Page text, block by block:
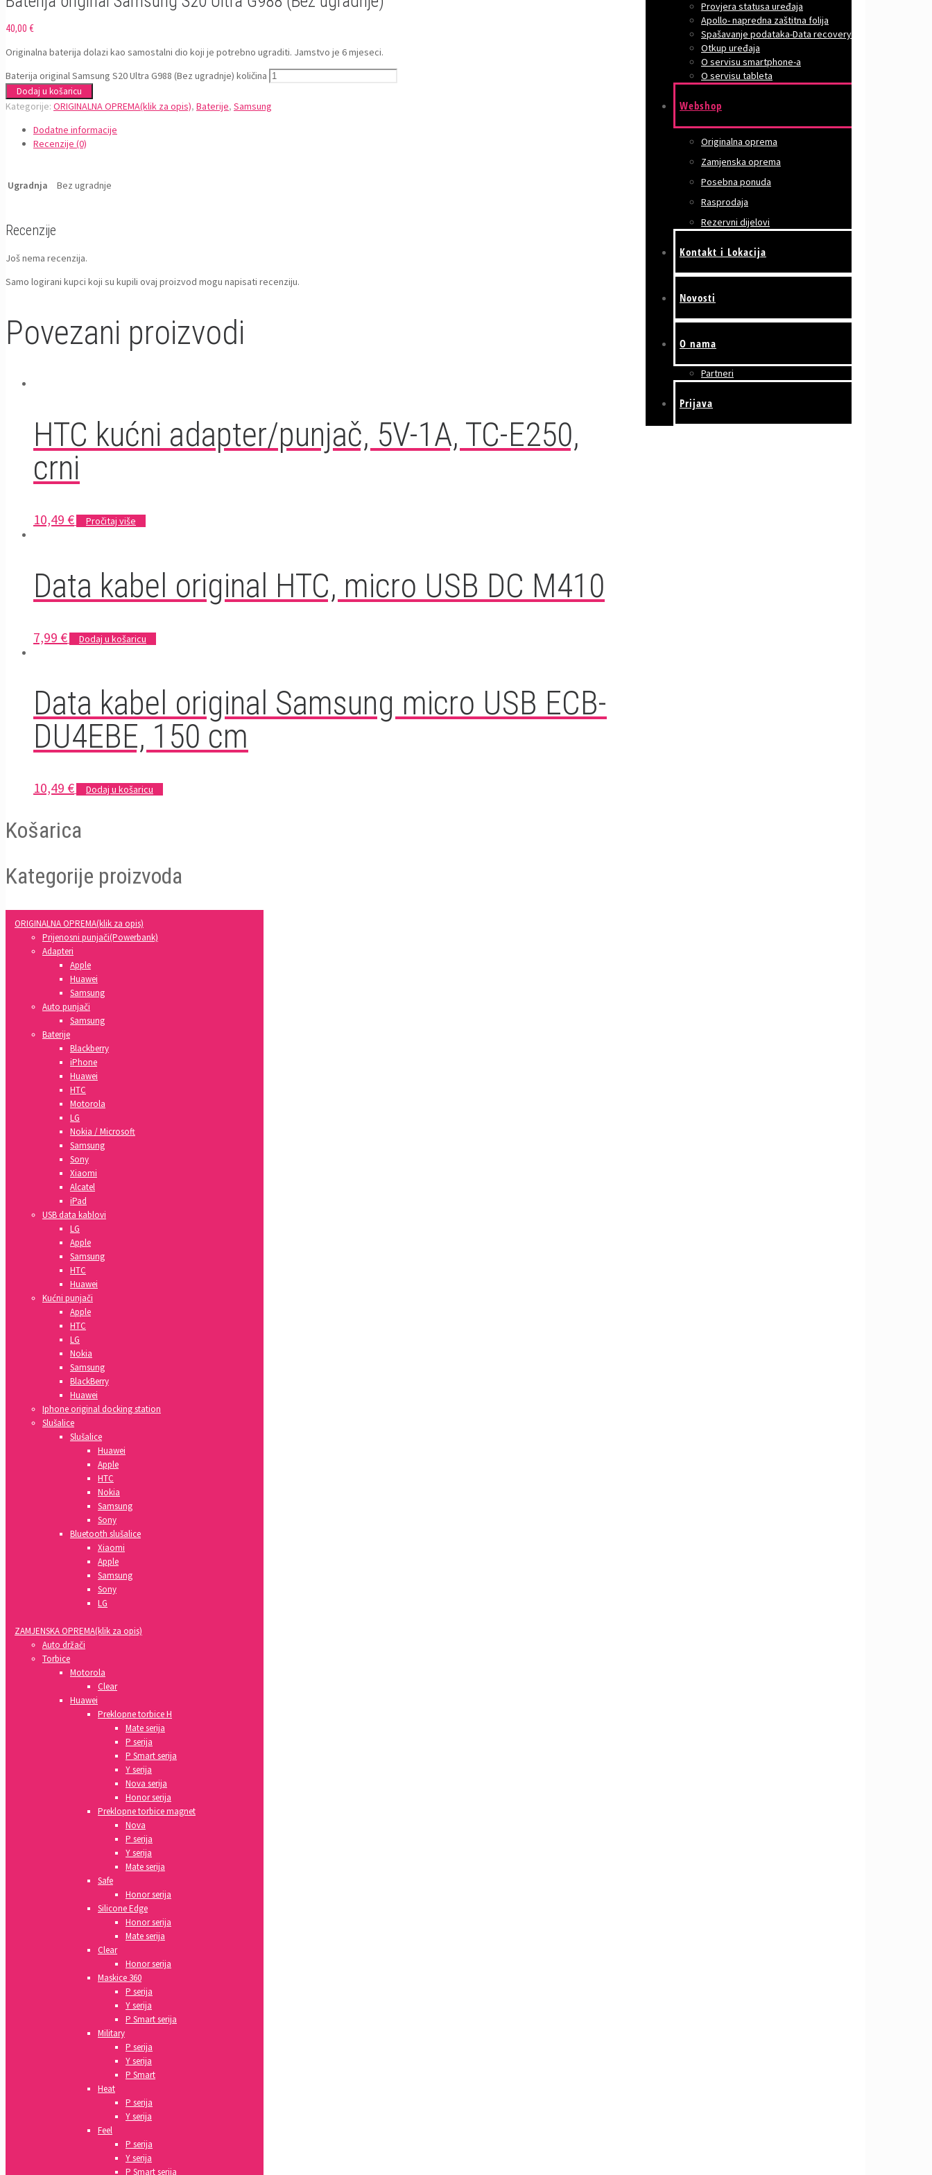
Provjera statusa uređaja
Apollo- napredna zaštitna folija
Spašavanje podataka-Data recovery
Otkup uređaja
O servisu smartphone-a
O servisu tableta
Webshop
Originalna oprema
Zamjenska oprema
Posebna ponuda
Rasprodaja
Rezervni dijelovi
Kontakt i Lokacija
Novosti
O nama
Partneri
Prijava
40,00 €
Originalna baterija dolazi kao samostalni dio koji je potrebno ugraditi. Jamstvo je 6 mjeseci.
Baterija original Samsung S20 Ultra G988 (Bez ugradnje) količina
Dodaj u košaricu
Kategorije: ORIGINALNA OPREMA(klik za opis), Baterije, Samsung
Dodatne informacije
Recenzije (0)
Ugradnja Bez ugradnje
Recenzije
Još nema recenzija.
Samo logirani kupci koji su kupili ovaj proizvod mogu napisati recenziju.
Povezani proizvodi
HTC kućni adapter/punjač, 5V-1A, TC-E250,
crni
10,49 € Pročitaj više
Data kabel original HTC, micro USB DC M410
7,99 € Dodaj u košaricu
Data kabel original Samsung micro USB ECB-
DU4EBE, 150 cm
10,49 € Dodaj u košaricu
Košarica
Kategorije proizvoda
ORIGINALNA OPREMA(klik za opis)
Prijenosni punjači(Powerbank)
Adapteri
Apple
Huawei
Samsung
Auto punjači
Samsung
Baterije
Blackberry
iPhone
Huawei
HTC
Motorola
LG
Nokia / Microsoft
Samsung
Sony
Xiaomi
Alcatel
iPad
USB data kablovi
LG
Apple
Samsung
HTC
Huawei
Kućni punjači
Apple
HTC
LG
Nokia
Samsung
BlackBerry
Huawei
Iphone original docking station
Slušalice
Slušalice
Huawei
Apple
HTC
Nokia
Samsung
Sony
Bluetooth slušalice
Xiaomi
Apple
Samsung
Sony
LG
ZAMJENSKA OPREMA(klik za opis)
Auto držači
Torbice
Motorola
Clear
Huawei
Preklopne torbice H
Mate serija
P serija
P Smart serija
Y serija
Nova serija
Honor serija
Preklopne torbice magnet
Nova
P serija
Y serija
Mate serija
Safe
Honor serija
Silicone Edge
Honor serija
Mate serija
Clear
Honor serija
Maskice 360
P serija
Y serija
P Smart serija
Military
P serija
Y serija
P Smart
Heat
P serija
Y serija
Feel
P serija
Y serija
P Smart serija